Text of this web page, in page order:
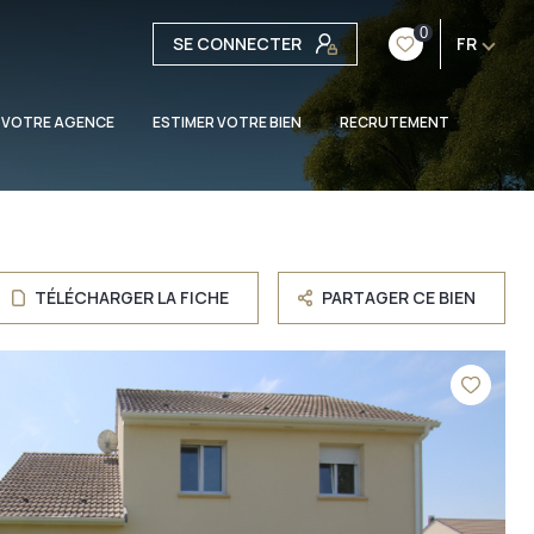
SE CONNECTER 0 FR
AGENCE ESTIMER VOTRE BIEN RECRUTEMENT
TÉLÉCHARGER LA FICHE PARTAGER CE BIEN